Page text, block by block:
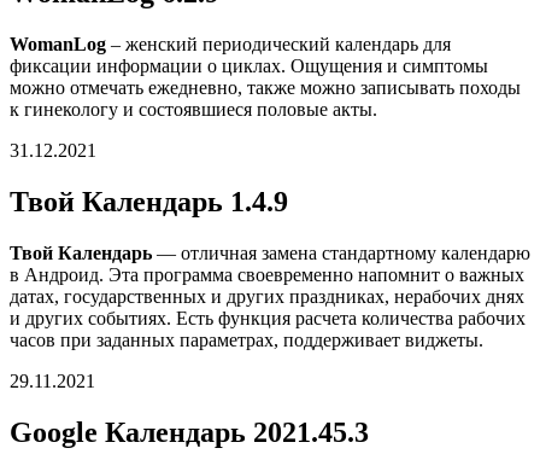
WomanLog – женский периодический календарь для
фиксации информации о циклах. Ощущения и симптомы
можно отмечать ежедневно, также можно записывать походы
к гинекологу и состоявшиеся половые акты.
31.12.2021
Твой Календарь 1.4.9
Твой Календарь — отличная замена стандартному календарю
в Андроид. Эта программа своевременно напомнит о важных
датах, государственных и других праздниках, нерабочих днях
и других событиях. Есть функция расчета количества рабочих
часов при заданных параметрах, поддерживает виджеты.
29.11.2021
Google Календарь 2021.45.3